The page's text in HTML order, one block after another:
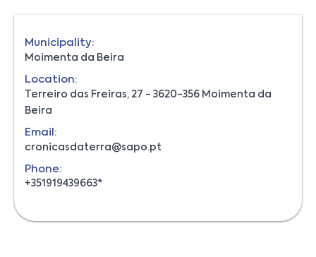
Municipality:
Moimenta da Beira
Location:
Terreiro das Freiras, 27 - 3620-356 Moimenta da
Beira
Email:
cronicasdaterra@sapo.pt
Phone:
+351919439663*